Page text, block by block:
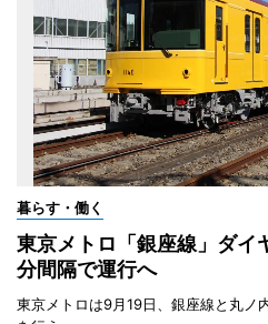
暮らす・働く
東京メトロ「銀座線」ダ
分間隔で運行へ
東京メトロは9月19日、銀座線と丸ノ